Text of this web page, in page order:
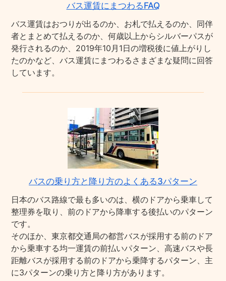
バス運賃にまつわるFAQ
バス運賃はおつりが出るのか、お札で払えるのか、同伴
者とまとめて払えるのか、何歳以上からシルバーパスが
発行されるのか、2019年10月1日の増税後に値上がりし
たのかなど、バス運賃にまつわるさまざまな疑問に回答
しています。
バスの乗り方と降り方のよくある3パターン
日本のバス路線で最も多いのは、横のドアから乗車して
整理券を取り、前のドアから降車する後払いのパターン
です。
そのほか、東京都交通局の都営バスが採用する前のドア
から乗車する均一運賃の前払いパターン、高速バスや長
距離バスが採用する前のドアから乗降するパターン、主
に3パターンの乗り方と降り方があります。